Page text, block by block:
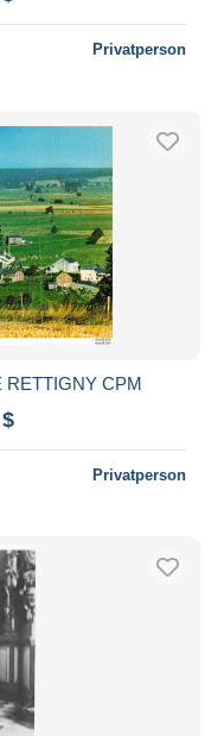
Privatperson
RETTIGNY CPM
Privatperson